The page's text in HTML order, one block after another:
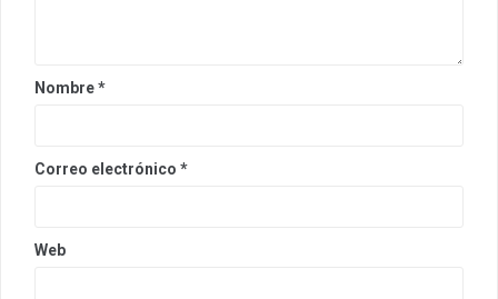
Nombre*
Correo electrónico *
Web